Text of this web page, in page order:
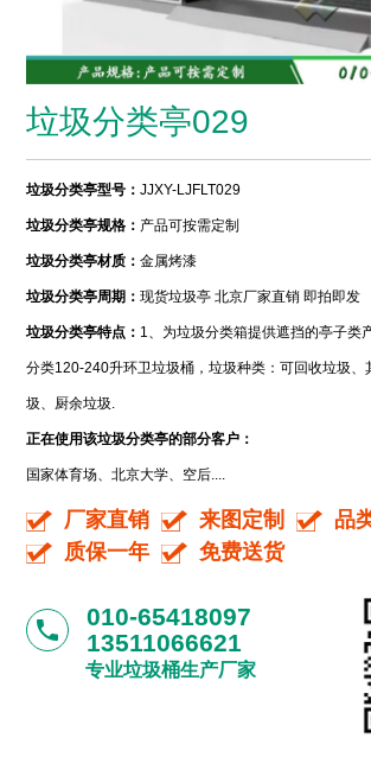
垃圾分类亭029
垃圾分类亭型号：JJXY-LJFLT029
垃圾分类亭规格： 产品可按需定制
垃圾分类亭材质：金属烤漆
垃圾分类亭周期：现货垃圾亭 北京厂家直销 即拍即发
垃圾分类亭特点： 1、为垃圾分类箱提供遮挡的亭子类
分类120-240升环卫垃圾桶，垃圾种类：可回收垃圾、
圾、厨余垃圾.
正在使用该垃圾分类亭的部分客户：
国家体育场、北京大学、空后....
厂家直销 来图定制
品
质保一年
免费送货
phone
010-65418097
13511066621
专业垃圾桶生产厂家